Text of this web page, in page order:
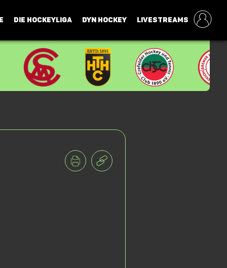
DIE HOCKEYLIGA DYN HOCKEY LIVESTREAMS